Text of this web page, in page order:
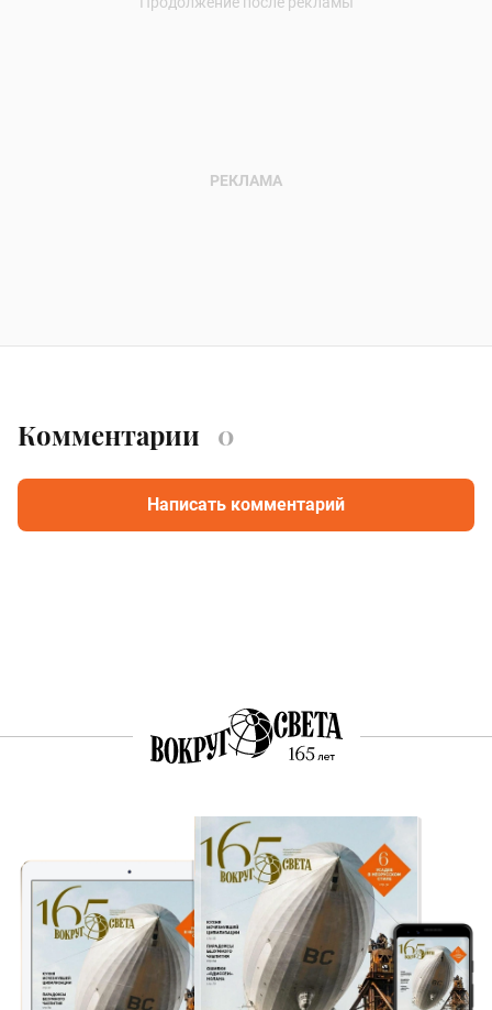
Комментарии 0
Написать комментарий